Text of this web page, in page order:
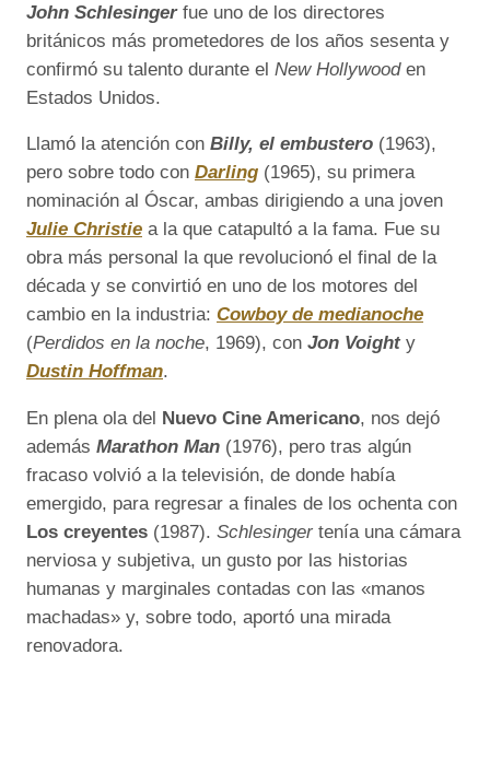
John Schlesingerfue uno de los directores
británicos más prometedores de los años sesenta y
confirmó su talento durante el New Hollywooden
Estados Unidos.
Llamó la atención con Billy, el embustero (1963),
pero sobre todo con Darling (1965), su primera
nominación al Óscar, ambas dirigiendo a una joven
Julie Christie a la que catapultó a la fama. Fue su
obra más personal la que revolucionó el final de la
década y se convirtió en uno de los motores del
cambio en la industria: Cowboy de medianoche
(Perdidos en la noche, 1969), con Jon Voighty
Dustin Hoffman.
En plena ola del Nuevo Cine Americano, nos dejó
además Marathon Man (1976), pero tras algún
fracaso volvió a la televisión, de donde había
emergido, para regresar a finales de los ochenta con
Los creyentes (1987). Schlesinger tenía una cámara
nerviosa y subjetiva, un gusto por las historias
humanas y marginales contadas con las «manos
machadas» y, sobre todo, aportó una mirada
renovadora.